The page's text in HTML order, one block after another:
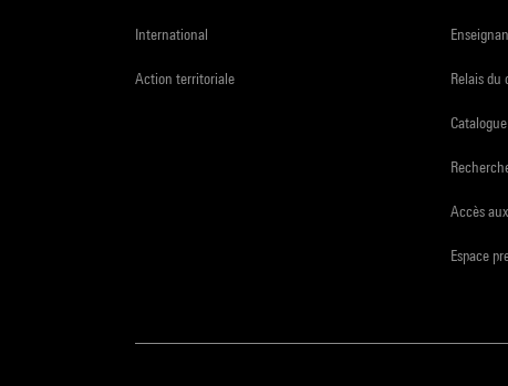
International
Action territoriale Relais du
Accès
Espace